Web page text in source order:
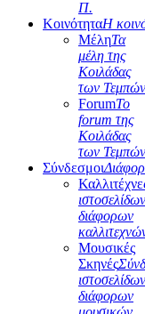
Π.
ΚοινότηταΗ
ΜέληΤα
μέλη της
Κοιλάδας
των Τεμπών
ForumΤο
forum της
Κοιλάδας
των Τεμπών
Σύνδεσμοι
ιστοσελίδων
διάφορων
Μουσικές
Σκηνές
ιστοσελίδων
διάφορων